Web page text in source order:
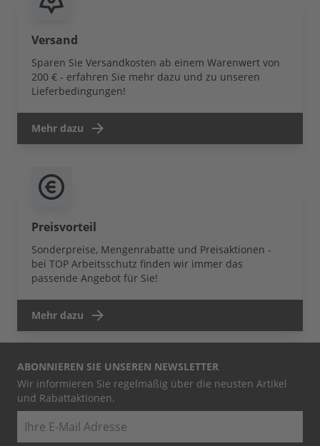
Versand
Sparen Sie Versandkosten ab einem Warenwert von
200 € - erfahren Sie mehr dazu und zu unseren
Lieferbedingungen!
Mehr dazu
Preisvorteil
Sonderpreise, Mengenrabatte und Preisaktionen -
bei TOP Arbeitsschutz finden wir immer das
passende Angebot für Sie!
Mehr dazu
ABONNIEREN SIE UNSEREN NEWSLETTER
Wir informieren Sie regelmäßig über die neusten Artikel
und Rabattaktionen.